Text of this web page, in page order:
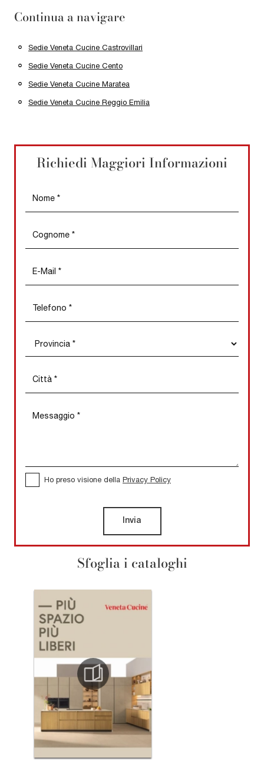
Continua a navigare
Sedie Veneta Cucine Castrovillari
Sedie Veneta Cucine Cento
Sedie Veneta Cucine Maratea
Sedie Veneta Cucine Reggio Emilia
Sfoglia i cataloghi
Richiedi Maggiori Informazioni
Ho preso visione della Privacy Policy
Invia